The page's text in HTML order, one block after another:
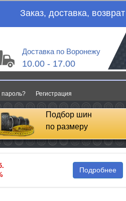
Заказ, доставка, возврат
Доставка по Воронежу
10.00 - 17.00
Регистрация
Подбор шин
по размеру
Подробнее